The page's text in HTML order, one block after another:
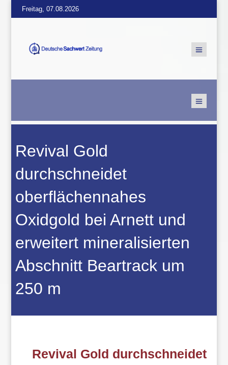
Freitag, 07.08.2026
Revival Gold
durchschneidet
oberflächennahes
Oxidgold bei Arnett und
erweitert mineralisierten
Abschnitt Beartrack um
250 m
Revival Gold durchschneidet